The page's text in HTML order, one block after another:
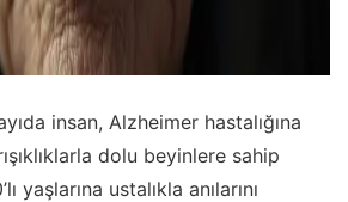
insan, Alzheimer hastalığına
dolu beyinlere sahip
yaşlarına ustalıkla anılarını